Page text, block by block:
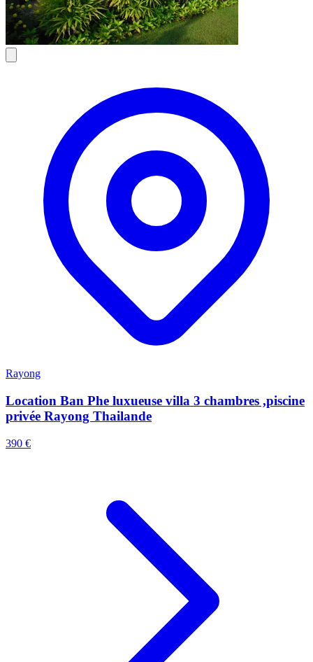
Rayong
Location Ban Phe luxueuse villa 3 chambres ,piscine
privée Rayong Thailande
390 €